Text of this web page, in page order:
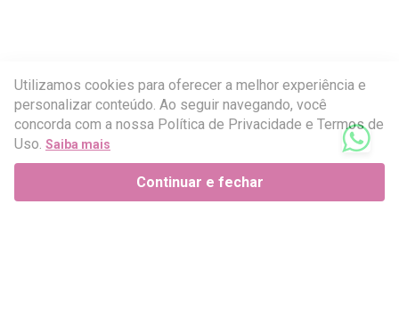
Utilizamos cookies para oferecer a melhor experiência e
personalizar conteúdo. Ao seguir navegando, você
concorda com a nossa Política de Privacidade e Termos de
Uso. Saiba mais
Continuar e fechar